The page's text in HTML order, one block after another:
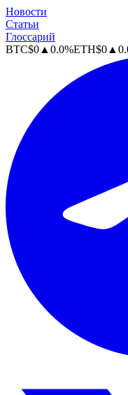
Новости
Статьи
Глоссарий
BTC$0 ▲ 0.0%ETH$0 ▲